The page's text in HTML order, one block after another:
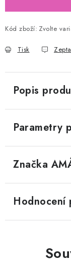
Kód zboží: Zvolte
Tisk
Popis
Parametry
Značka
Hodnocení